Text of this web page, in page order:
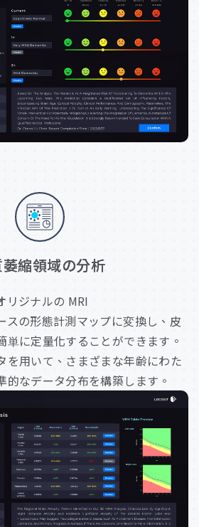
萎縮領域の分析
リジナルの MRI
スの形態計測マップに変換し、皮
単に定量化することができます。
を用いて、さまざまな年齢にわた
的なデータ分布を構築します。